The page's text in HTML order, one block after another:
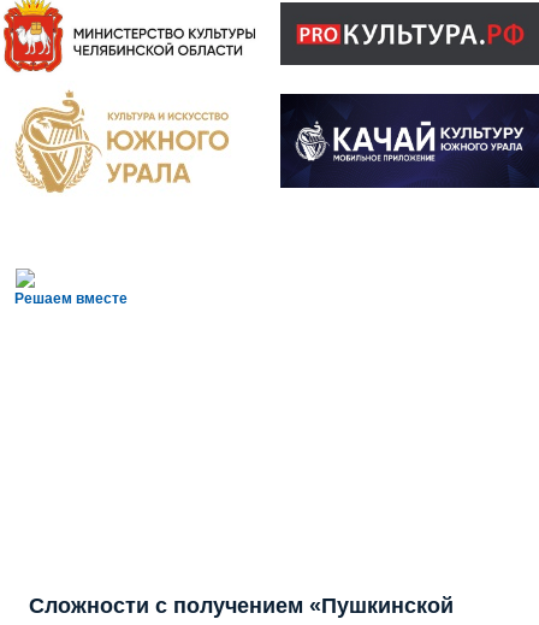
Решаем вместе
Сложности с получением «Пушкинской